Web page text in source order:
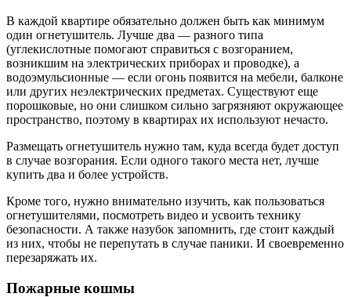
В каждой квартире обязательно должен быть как минимум
один огнетушитель. Лучше два — разного типа
(углекислотные помогают справиться с возгоранием,
возникшим на электрических приборах и проводке), а
водоэмульсионные — если огонь появится на мебели, балконе
или других неэлектрических предметах. Существуют еще
порошковые, но они слишком сильно загрязняют окружающее
пространство, поэтому в квартирах их используют нечасто.
Размещать огнетушитель нужно там, куда всегда будет доступ
в случае возгорания. Если одного такого места нет, лучше
купить два и более устройств.
Кроме того, нужно внимательно изучить, как пользоваться
огнетушителями, посмотреть видео и усвоить технику
безопасности. А также назубок запомнить, где стоит каждый
из них, чтобы не перепутать в случае паники. И своевременно
перезаряжать их.
Пожарные кошмы